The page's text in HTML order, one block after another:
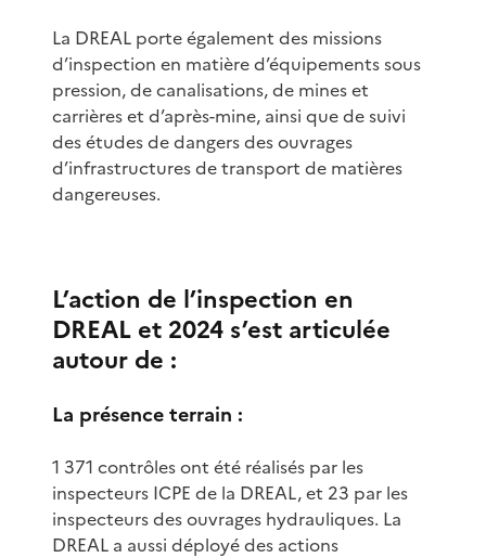
La DREAL porte également des missions
d’inspection en matière d’équipements sous
pression, de canalisations, de mines et
carrières et d’après-mine, ainsi que de suivi
des études de dangers des ouvrages
d’infrastructures de transport de matières
dangereuses.
L’action de l’inspection en
DREAL et 2024 s’est articulée
autour de :
La présence terrain :
1 371 contrôles ont été réalisés par les
inspecteurs ICPE de la DREAL, et 23 par les
inspecteurs des ouvrages hydrauliques. La
DREAL a aussi déployé des actions